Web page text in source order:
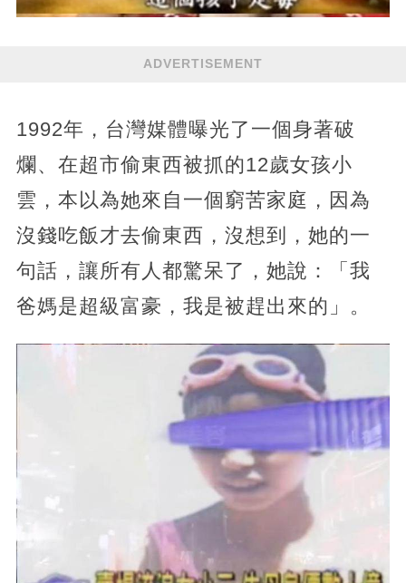
ADVERTISEMENT
1992年，台灣媒體曝光了一個身著破
爛、在超市偷東西被抓的12歲女孩小
雲，本以為她來自一個窮苦家庭，因為
沒錢吃飯才去偷東西，沒想到，她的一
句話，讓所有人都驚呆了，她說：「我
爸媽是超級富豪，我是被趕出來的」。